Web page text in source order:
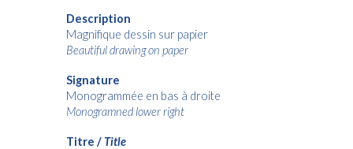
Description
Magnifique dessin sur papier
Beautiful drawing on paper
Signature
Monogrammée en bas à droite
Monogramned lower right
Titre / Title